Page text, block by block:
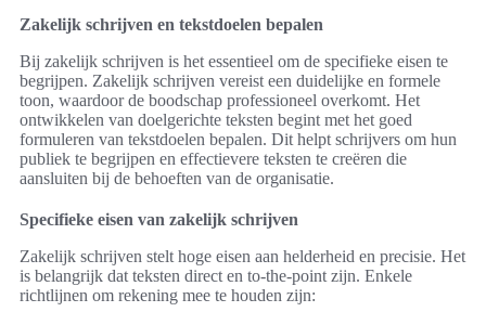
Zakelijk schrijven en tekstdoelen bepalen
Bij zakelijk schrijven is het essentieel om de specifieke eisen te
begrijpen. Zakelijk schrijven vereist een duidelijke en formele
toon, waardoor de boodschap professioneel overkomt. Het
ontwikkelen van doelgerichte teksten begint met het goed
formuleren van tekstdoelen bepalen. Dit helpt schrijvers om hun
publiek te begrijpen en effectievere teksten te creëren die
aansluiten bij de behoeften van de organisatie.
Specifieke eisen van zakelijk schrijven
Zakelijk schrijven stelt hoge eisen aan helderheid en precisie. Het
is belangrijk dat teksten direct en to-the-point zijn. Enkele
richtlijnen om rekening mee te houden zijn: